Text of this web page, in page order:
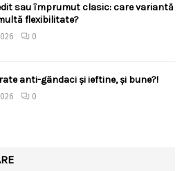
sau împrumut clasic: care variantă
flexibilitate?
0
anti-gândaci și ieftine, și bune?!
0